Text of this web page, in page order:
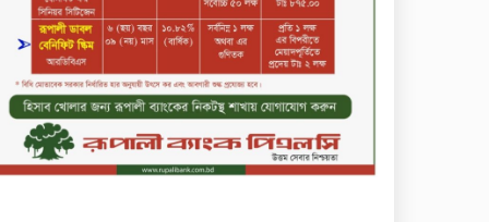
নড়াইলে বিএনপির ৬ নেতার
বহিষ্কারাদেশ প্রত্যাহার